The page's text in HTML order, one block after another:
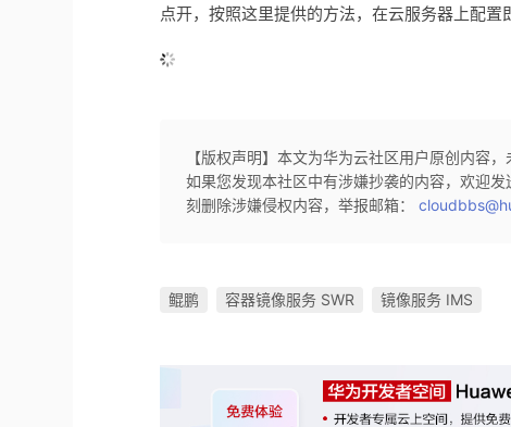
点开，按照这里提供的方法，在云服务器上配置
【版权声明】本文为华为云社区用户原创内容
如果您发现本社区中有涉嫌抄袭的内容，欢迎
刻删除涉嫌侵权内容，举报邮箱：
鲲鹏 容器镜像服务 SWR 镜像服务 IMS